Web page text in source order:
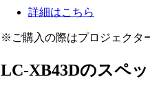
詳細はこちら
※ご購入の際はプロジェクタ
LC-XB43Dのスペッ